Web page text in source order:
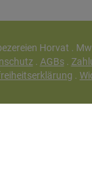
Horvat .
. AGBs.
.